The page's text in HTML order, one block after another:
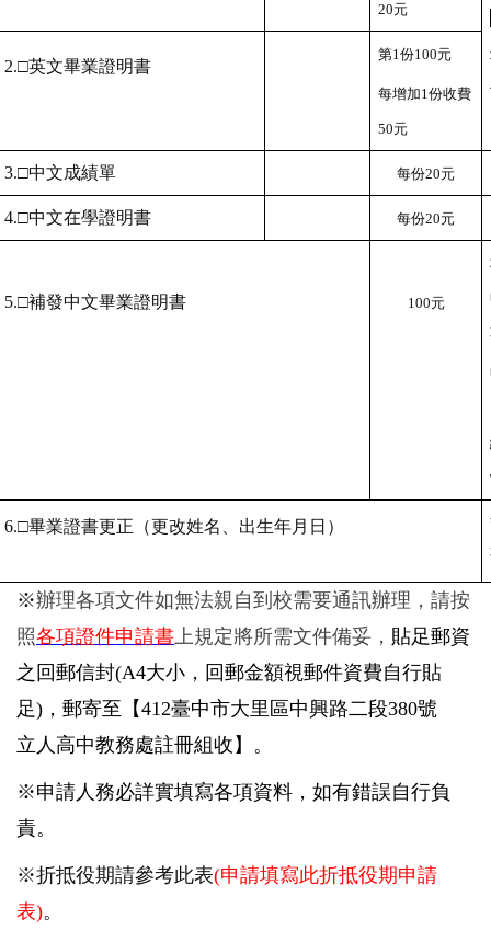
20元
2.□英文畢業證明書
第1份100元
每增加1份收費
50元
3.□中文成績單 每份20元
4.□中文在學證明書 每份20元
5.□補發中文畢業證明書 100元
6.□畢業證書更正（更改姓名、出生年月日）
※辦理各項文件如無法親自到校需要通訊辦理，請按
照各項證件申請書上規定將所需文件備妥， 貼足郵資
之回郵信封(A4大小，回郵金額視郵件資費自行貼
足)，郵寄至【412臺中市大里區中興路二段380號
立人高中教務處註冊組收】。
※申請人務必詳實填寫各項資料，如有錯誤自行負
責。
※折抵役期請參考此表(申請填寫此折抵役期申請
表)。